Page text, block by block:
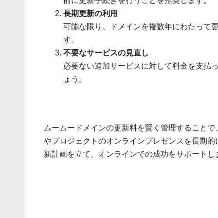
長期更新の利用
可能な限り、ドメインを複数年にわたって
す。
不要なサービスの見直し
必要ない追加サービスに対して料金を支払
ょう。
ムームードメインの更新料を賢く管理すること
やプロジェクトのオンラインプレゼンスを長期
新計画を立て、オンラインでの成功をサポートし